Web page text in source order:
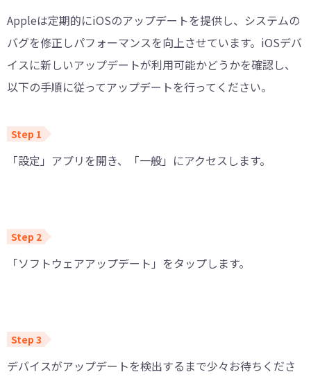
Appleは定期的にiOSのアップデートを提供し、システムの
バグを修正しパフォーマンスを向上させています。iOSデバ
イスに新しいアップデートが利用可能かどうかを確認し、
以下の手順に従ってアップデートを行ってください。
「設定」アプリを開き、「一般」にアクセスします。
「ソフトウェアアップデート」をタップします。
デバイスがアップデートを検出するまで少々お待ちくださ